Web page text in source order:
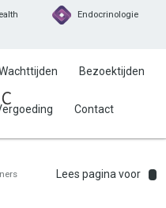
Endocrinologie
Bezoektijden
Contact
Lees pagina voor